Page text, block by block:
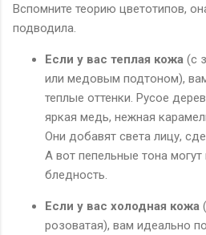
Вспомните теорию цветотипов,
подводила.
Если у вас теплая кожа (с
или медовым подтоном),
теплые оттенки. Русое
яркая медь, нежная
Они добавят света лицу,
А вот пепельные тона
бледность.
Если у вас холодная кожа
розоватая), вам идеально